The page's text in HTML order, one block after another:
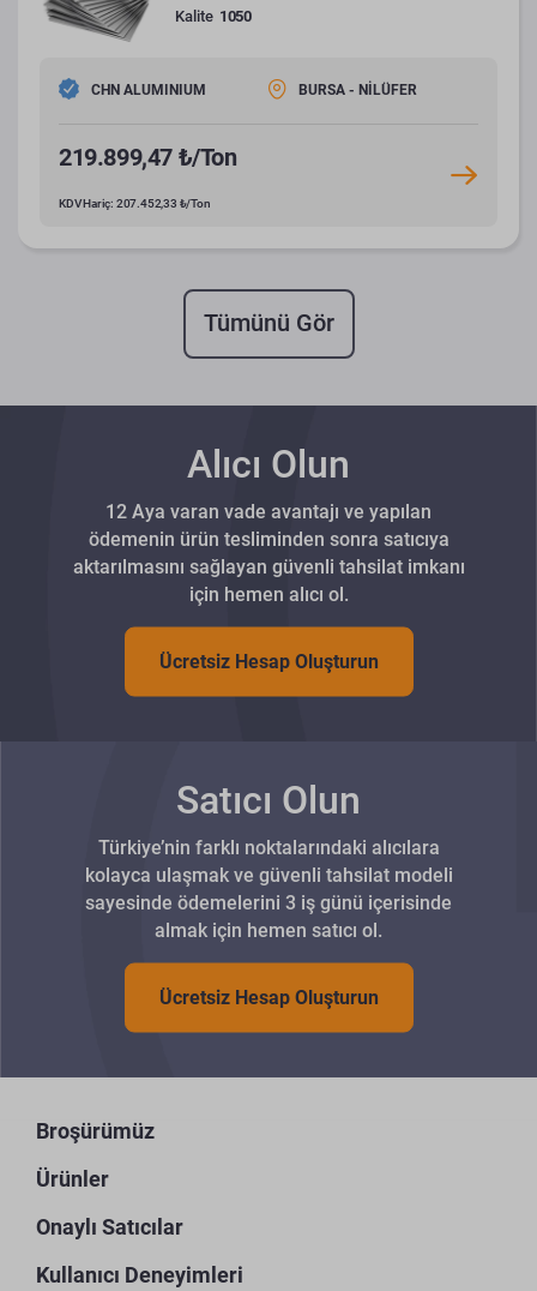
Kalite 1050
CHN ALUMINIUM BURSA - NİLÜFER
219.899,47 ₺/Ton
KDV Hariç: 207.452,33 ₺/Ton
Tümünü Gör
Alıcı Olun
12 Aya varan vade avantajı ve yapılan
ödemenin ürün tesliminden sonra satıcıya
aktarılmasını sağlayan güvenli tahsilat imkanı
için hemen alıcı ol.
Ücretsiz Hesap Oluşturun
Satıcı Olun
Türkiye’nin farklı noktalarındaki alıcılara
kolayca ulaşmak ve güvenli tahsilat modeli
sayesinde ödemelerini 3 iş günü içerisinde
almak için hemen satıcı ol.
Ücretsiz Hesap Oluşturun
Broşürümüz
Ürünler
Onaylı Satıcılar
Kullanıcı Deneyimleri